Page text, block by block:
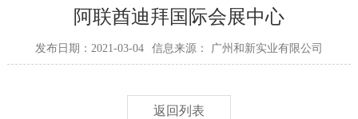
阿联酋迪拜国际会展中心
发布日期：2021-03-04 信息来源： 广州和新实业有限公司
返回列表